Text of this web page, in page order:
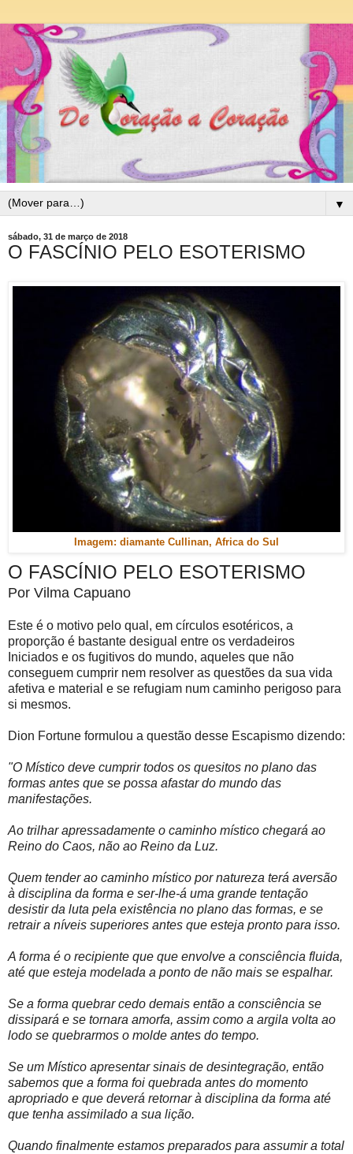
▼
sábado, 31 de março de 2018
O FASCÍNIO PELO ESOTERISMO
Imagem: diamante Cullinan, Africa do Sul
O FASCÍNIO PELO ESOTERISMO
Por Vilma Capuano
Este é o motivo pelo qual, em círculos esotéricos, a
proporção é bastante desigual entre os verdadeiros
Iniciados e os fugitivos do mundo, aqueles que não
conseguem cumprir nem resolver as questões da sua vida
afetiva e material e se refugiam num caminho perigoso para
si mesmos.
Dion Fortune formulou a questão desse Escapismo dizendo:
"O Místico deve cumprir todos os quesitos no plano das
formas antes que se possa afastar do mundo das
manifestações.
Ao trilhar apressadamente o caminho místico chegará ao
Reino do Caos, não ao Reino da Luz.
Quem tender ao caminho místico por natureza terá aversão
à disciplina da forma e ser-lhe-á uma grande tentação
desistir da luta pela existência no plano das formas, e se
retrair a níveis superiores antes que esteja pronto para isso.
A forma é o recipiente que que envolve a consciência fluida,
até que esteja modelada a ponto de não mais se espalhar.
Se a forma quebrar cedo demais então a consciência se
dissipará e se tornara amorfa, assim como a argila volta ao
lodo se quebrarmos o molde antes do tempo.
Se um Místico apresentar sinais de desintegração, então
sabemos que a forma foi quebrada antes do momento
apropriado e que deverá retornar à disciplina da forma até
que tenha assimilado a sua lição.
Quando finalmente estamos preparados para assumir a total